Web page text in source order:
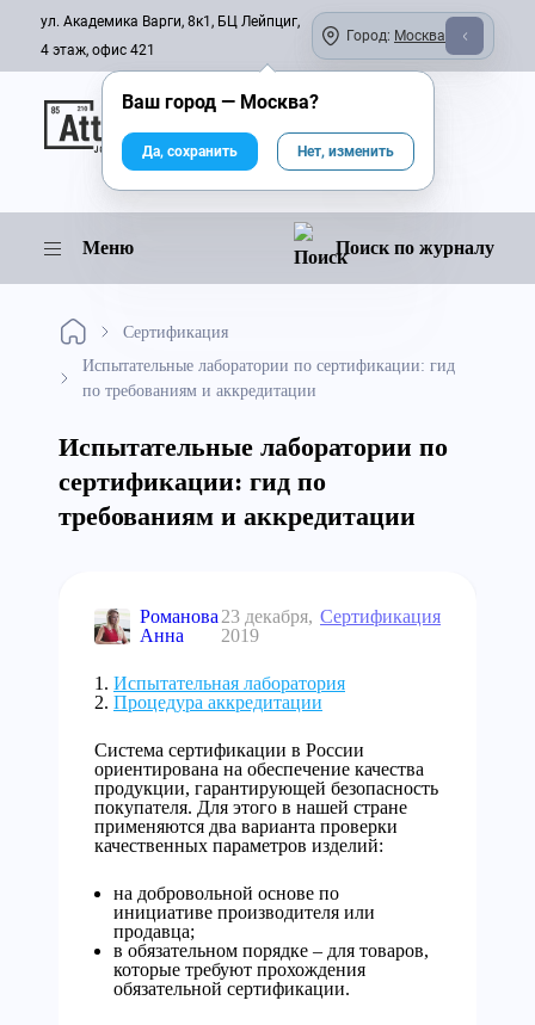
ул. Академика Варги, 8к1, БЦ Лейпциг,
4 этаж, офис 421
Город: Москва
Онлайн-журнал
Меню Поиск по журналу
Сертификация
Испытательные лаборатории по сертификации: гид
по требованиям и аккредитации
Испытательные лаборатории по
сертификации: гид по
требованиям и аккредитации
Романова
Анна
23 декабря,
2019
Сертификация
Испытательная лаборатория
Процедура аккредитации
Система сертификации в России
ориентирована на обеспечение качества
продукции, гарантирующей безопасность
покупателя. Для этого в нашей стране
применяются два варианта проверки
качественных параметров изделий:
на добровольной основе по
инициативе производителя или
продавца;
в обязательном порядке – для товаров,
которые требуют прохождения
обязательной сертификации.
Ваш город — Москва?
Да, сохранить Нет, изменить